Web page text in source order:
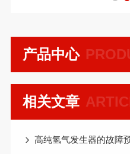
产品中心
相关文章
高纯氢气发生器的故障